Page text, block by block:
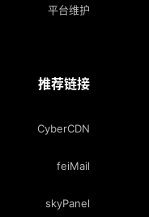
平台维护
推荐链接
CyberCDN
feiMail
skyPanel